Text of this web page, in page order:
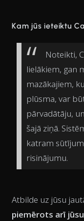
Kam jūs ieteiktu
Noteikti,
lielākiem, gan
mazākajiem,
plūsma, var
pārvadātāju,
šajā ziņā.
katram
risinājumu.
Atbilde uz jūsu
piemērots arī